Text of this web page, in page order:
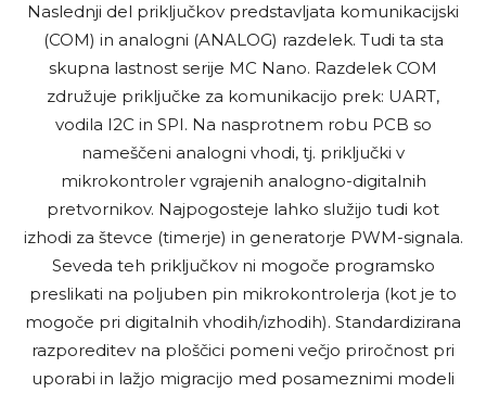
Naslednji del priključkov predstavljata komunikacijski
(COM) in analogni (ANALOG) razdelek. Tudi ta sta
skupna lastnost serije MC Nano. Razdelek COM
združuje priključke za komunikacijo prek: UART,
vodila I2C in SPI. Na nasprotnem robu PCB so
nameščeni analogni vhodi, tj. priključki v
mikrokontroler vgrajenih analogno-digitalnih
pretvornikov. Najpogosteje lahko služijo tudi kot
izhodi za števce (timerje) in generatorje PWM-signala.
Seveda teh priključkov ni mogoče programsko
preslikati na poljuben pin mikrokontrolerja (kot je to
mogoče pri digitalnih vhodih/izhodih). Standardizirana
razporeditev na ploščici pomeni večjo priročnost pri
uporabi in lažjo migracijo med posameznimi modeli